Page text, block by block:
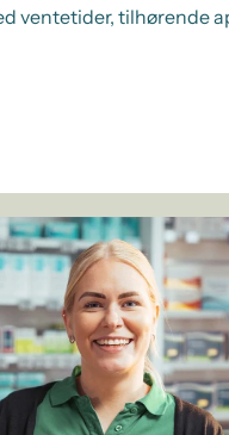
ventetider, tilhørende